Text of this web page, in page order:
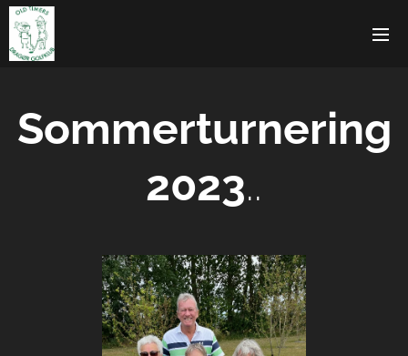
Sommerturnering
2023..